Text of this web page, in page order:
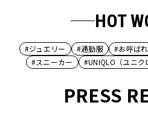
HOT
#ジュエリー #通勤服 #お呼ば
#スニーカー
#UNIQLO（ユニク
PRESS